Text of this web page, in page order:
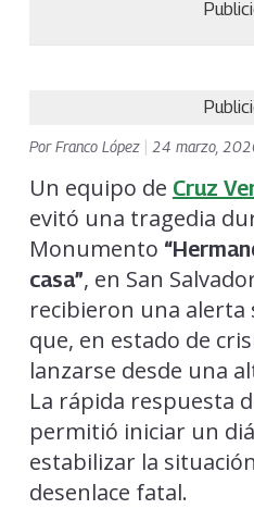
PorFranco López 24 marzo,
Un equipo de Cruz
evitó una tragedia
Monumento
casa”, en San
recibieron una
que, en estado de
lanzarse desde una
La rápida respuesta
permitió iniciar un
estabilizar la
desenlace fatal.